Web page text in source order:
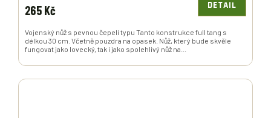
265 Kč DETAIL
Vojenský nůž s pevnou čepelí typu Tanto konstrukce full tang s
délkou 30 cm. Včetně pouzdra na opasek. Nůž, který bude skvěle
fungovat jako lovecký, tak i jako spolehlivý nůž na...